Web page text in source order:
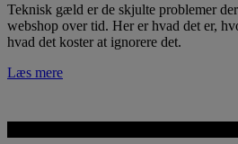
Teknisk gæld er de skjulte problemer
webshop over tid. Her er hvad det er,
hvad det koster at ignorere det.
Læs mere